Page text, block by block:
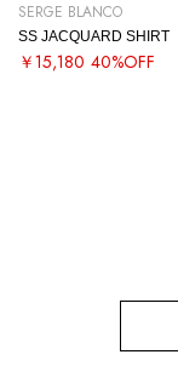
SERGE BLANCO
SS JACQUARD SHIRT
￥15,180 40%OFF